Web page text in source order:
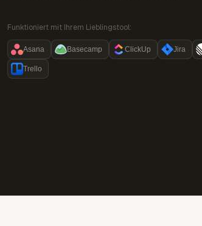
Funktioniert mit Ihrem Lieblingstool:
Asana Basecamp ClickUp Jira
Trello